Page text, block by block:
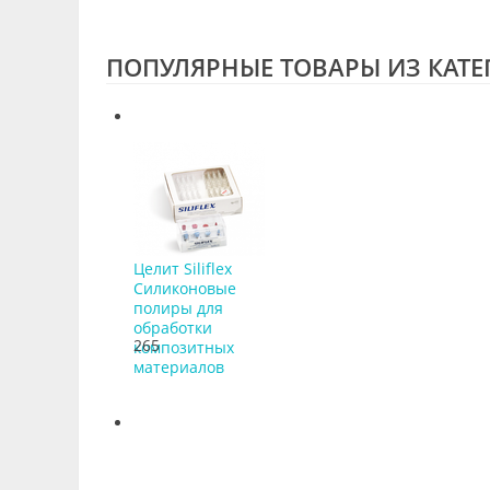
ПОПУЛЯРНЫЕ ТОВАРЫ ИЗ
Целит Siliflex
Силиконовые
полиры для
обработки
композитных
материалов
265